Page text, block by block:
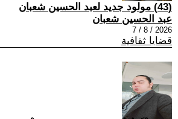
(43) مولود جديد لعبد الحسين شعبان
عبد الحسين شعبان
2026 / 8 / 7
قضايا ثقافية